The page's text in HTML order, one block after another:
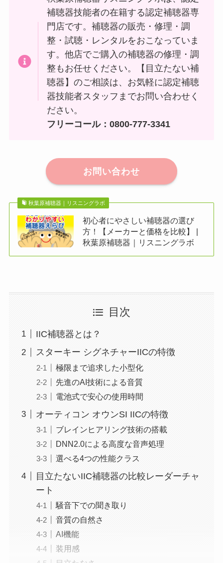
補聴器技能者の在籍する認定補聴器専
門店です。補聴器の販売・修理・調
整・試聴・レンタルをおこなっていま
す。他店でご購入の補聴器の修理・調
整もお任せください。【目立たない補
聴器】のご相談は、お気軽に認定補聴
器技能者スタッフまでお問い合わせく
ださい。
フリーコール：0800-777-3341
お問い合わせ
秋葉原補聴器｜リスニングラボ
初心者にやさしい補聴器の選び
方！【メーカーと価格を比較】 |
秋葉原補聴器｜リスニングラボ
目次
IIC補聴器とは？
スターキー シグネチャーIICの特徴
極限まで追求した小型化
先進のAI技術による音質
電池式で安心の使用時間
オーティコン オウンSI IICの特徴
ブレインヒアリング技術の搭載
DNN2.0による高度な音声処理
選べる4つの性能クラス
目立たないIIC補聴器の比較レーダーチャ
ート
騒音下での聞き取り
音質の自然さ
AI機能
装用感